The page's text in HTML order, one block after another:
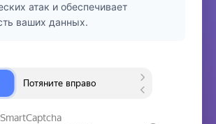
атак и обеспечивает
ваших данных.